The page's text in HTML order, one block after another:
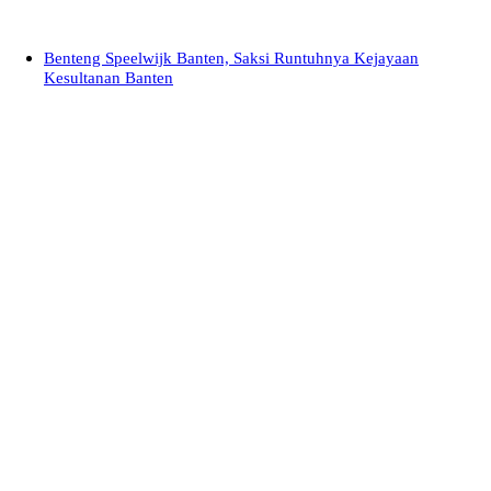
Benteng Speelwijk Banten, Saksi Runtuhnya Kejayaan
Kesultanan Banten